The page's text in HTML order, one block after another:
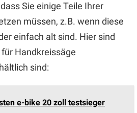
Sie einige Teile Ihrer
müssen, z.B. wenn diese
einfach alt sind. Hier sind
Handkreissäge
sind:
e-bike 20 zoll testsieger